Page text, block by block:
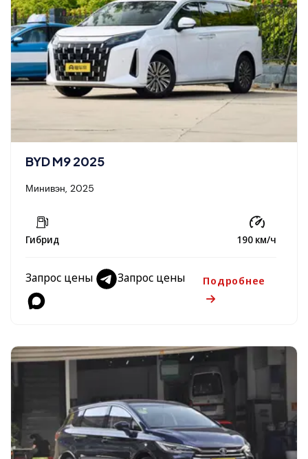
BYD M9 2025
Минивэн, 2025
Гибрид 190 км/ч
Запрос цены Запрос цены Подробнее